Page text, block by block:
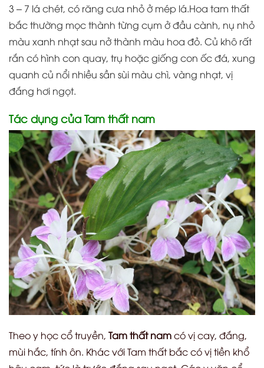
3 – 7 lá chét, có răng cưa nhỏ ở mép lá.Hoa tam thất
bắc thường mọc thành từng cụm ở đầu cành, nụ nhỏ
màu xanh nhạt sau nở thành màu hoa đỏ. Củ khô rất
rắn có hình con quay, trụ hoặc giống con ốc đá, xung
quanh củ nổi nhiều sần sùi màu chì, vàng nhạt, vị
đắng hơi ngọt.
Tác dụng của Tam thất nam
Theo y học cổ truyền, Tam thất namcó vị cay, đắng,
mùi hắc, tính ôn. Khác với Tam thất bắc có vị tiền khổ